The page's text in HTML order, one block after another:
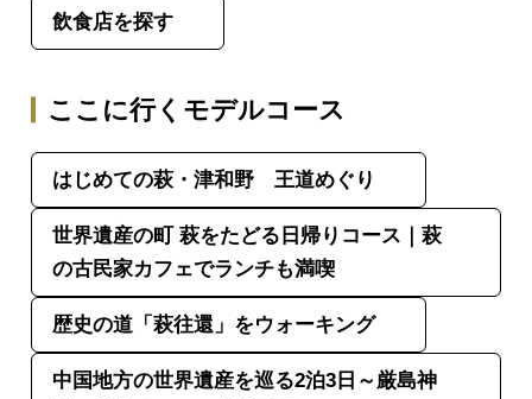
飲食店を探す
ここに行くモデルコース
はじめての萩・津和野 王道めぐり
世界遺産の町 萩をたどる日帰りコース｜萩
の古民家カフェでランチも満喫
歴史の道「萩往還」をウォーキング
中国地方の世界遺産を巡る2泊3日～厳島神